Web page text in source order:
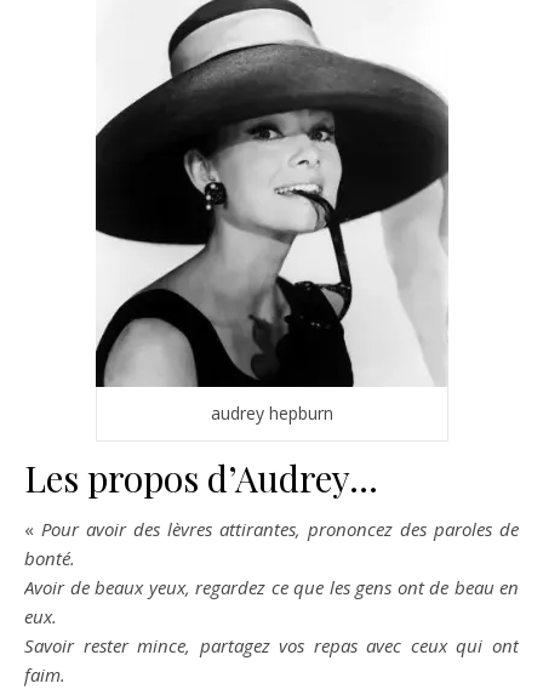
audrey hepburn
Les propos d’Audrey…
« Pour avoir des lèvres attirantes, prononcez des paroles de
bonté.
Avoir de beaux yeux, regardez ce que les gens ont de beau en
eux.
Savoir rester mince, partagez vos repas avec ceux qui ont
faim.